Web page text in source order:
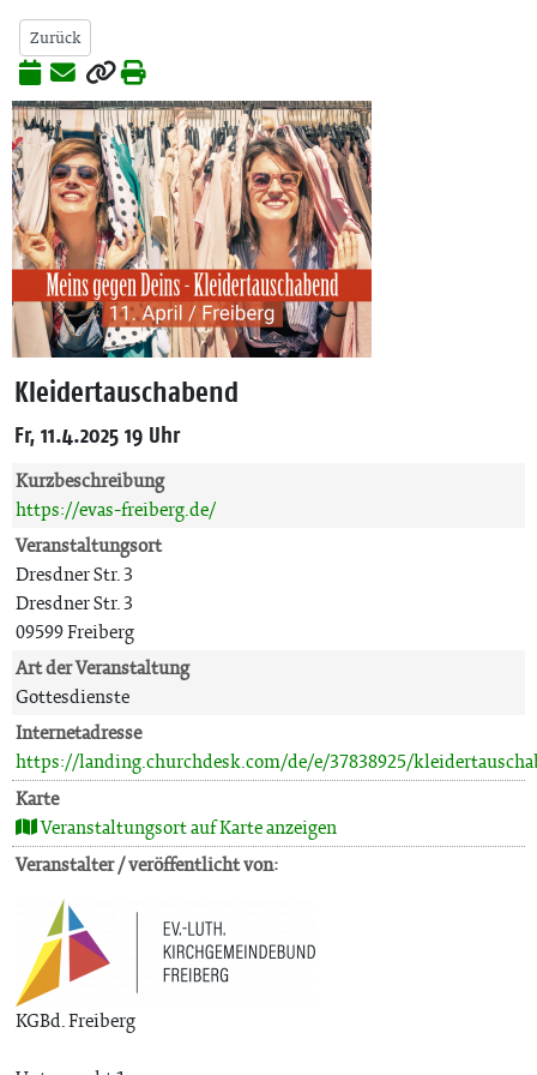
Zurück
Kleidertauschabend
Fr, 11.4.2025 19 Uhr
Kurzbeschreibung
https://evas-freiberg.de/
Veranstaltungsort
Dresdner Str. 3
Dresdner Str. 3
09599 Freiberg
Art der Veranstaltung
Gottesdienste
Internetadresse
https://landing.churchdesk.com/de/e/37838925/
Karte
Veranstaltungsort auf Karte anzeigen
Veranstalter / veröffentlicht von:
KGBd. Freiberg